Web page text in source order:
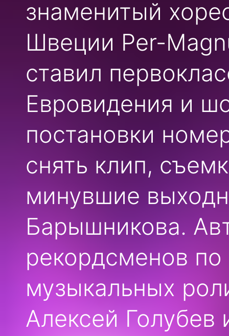
знаменитый
Швеции Per-
ставил
Евровидения и
постановки
снять клип,
минувшие
Барышникова.
рекордсменов по
музыкальных
Алексей